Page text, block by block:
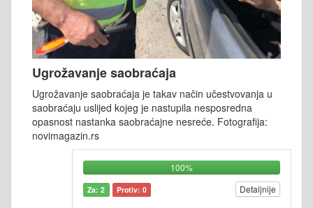
Ugrožavanje saobraćaja
Ugrožavanje saobraćaja je takav način učestvovanja u
saobraćaju uslijed kojeg je nastupila nesposredna
opasnost nastanka saobraćajne nesreće. Fotografija:
novimagazin.rs
100%
Za: 2 Protiv: 0 Detaljnije